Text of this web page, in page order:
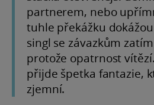
partnerem, nebo
tuhle překážku
singl se závazkům
protože opatrnost
přijde špetka fantazie,
zjemní.